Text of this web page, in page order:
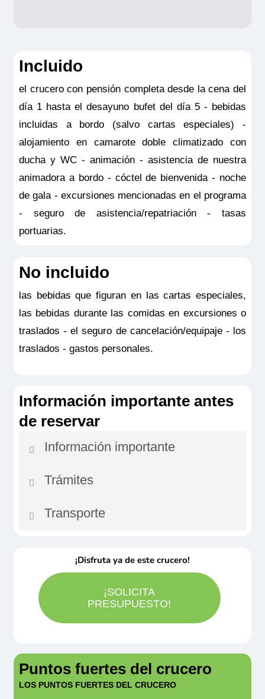
Incluido
el crucero con pensión completa desde la cena del
día 1 hasta el desayuno bufet del día 5 - bebidas
incluidas a bordo (salvo cartas especiales) -
alojamiento en camarote doble climatizado con
ducha y WC - animación - asistencia de nuestra
animadora a bordo - cóctel de bienvenida - noche
de gala - excursiones mencionadas en el programa
- seguro de asistencia/repatriación - tasas
portuarias.
No incluido
las bebidas que figuran en las cartas especiales,
las bebidas durante las comidas en excursiones o
traslados - el seguro de cancelación/equipaje - los
traslados - gastos personales.
Información importante antes
de reservar
Información importante
NB: Por motivos de seguridad de navegación,
cambiar el itinerario del crucero.
beba con moderación.
Información válida para la edición 2026
Trámites
Documento nacional de identidad o
su embajada o consulado.
Transporte
demanda. Rogamos consulten
¡Disfruta ya de este crucero!
¡SOLICITA
PRESUPUESTO!
Puntos fuertes del crucero
LOS PUNTOS FUERTES DEL CRUCERO